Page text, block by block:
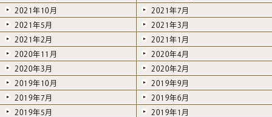
2021年10月
2021年7月
2021年5月
2021年3月
2021年2月
2021年1月
2020年11月
2020年4月
2020年3月
2020年2月
2019年10月
2019年9月
2019年7月
2019年6月
2019年5月
2019年1月